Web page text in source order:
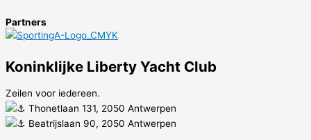
Partners
Koninklijke Liberty Yacht Club
Zeilen voor iedereen.
Thonetlaan 131, 2050 Antwerpen
Beatrijslaan 90, 2050 Antwerpen